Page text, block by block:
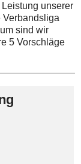
unserer
Verbandsliga
sind wir
5 Vorschläge